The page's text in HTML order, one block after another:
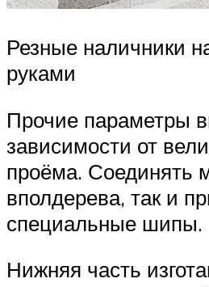
Резные наличники
руками
Прочие параметры
зависимости от
проёма. Соединять
вполдерева, так и
специальные шипы.
Нижняя часть